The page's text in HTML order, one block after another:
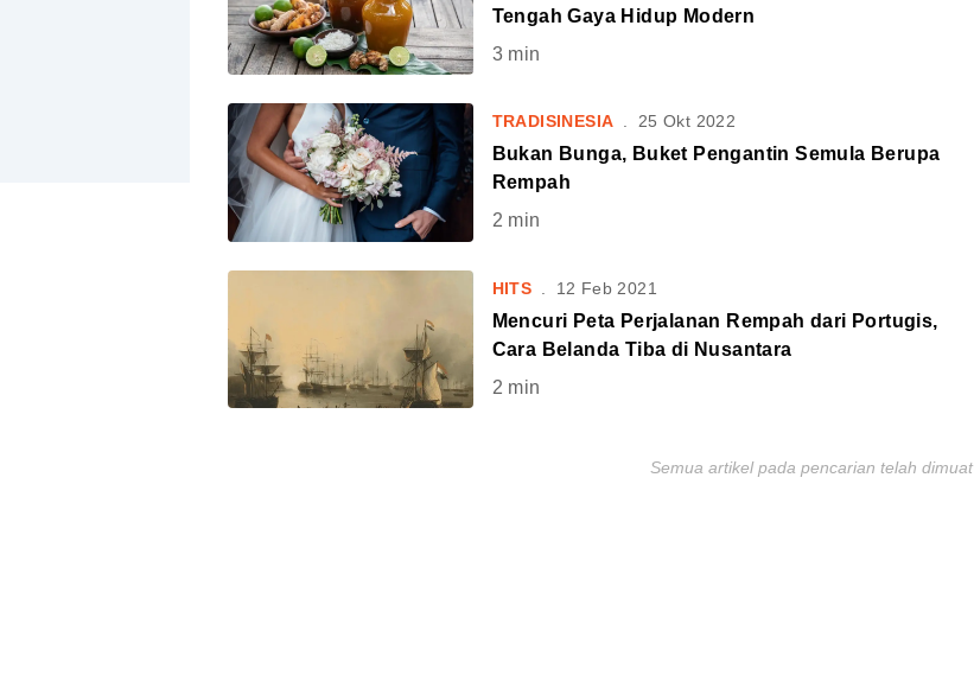
Tengah Gaya Hidup Modern
3min
TRADISINESIA . 25 Okt 2022
Bukan Bunga, Buket Pengantin Semula Berupa
Rempah
2 min
HITS 12 Feb 2021
Mencuri Peta Perjalanan Rempah dari Portugis,
Cara Belanda Tiba di Nusantara
2 min
Semua artikel pada pencarian telah dimuat